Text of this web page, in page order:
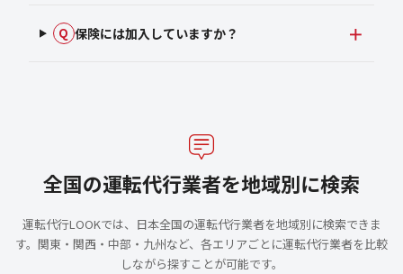
Q 保険には加入していますか？
全国の運転代行業者を地域別に検索
運転代行LOOKでは、日本全国の運転代行業者を地域別に検索できま
す。関東・関西・中部・九州など、各エリアごとに運転代行業者を比較
しながら探すことが可能です。